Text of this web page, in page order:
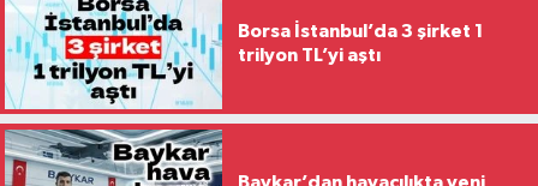
Borsa İstanbul’da 3 şirket 1
trilyon TL’yi aştı
Baykar’dan havacılıkta yeni